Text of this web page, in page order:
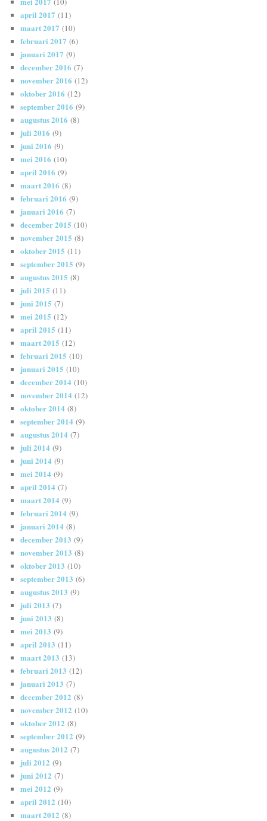
april 2017 (11)
maart 2017 (10)
februari 2017 (6)
januari 2017 (9)
december 2016 (7)
november 2016 (12)
oktober 2016 (12)
september 2016 (9)
augustus 2016 (8)
juli 2016 (9)
juni 2016 (9)
mei 2016 (10)
april 2016 (9)
maart 2016 (8)
februari 2016 (9)
januari 2016 (7)
december 2015 (10)
november 2015 (8)
oktober 2015 (11)
september 2015 (9)
augustus 2015 (8)
juli 2015 (11)
juni 2015 (7)
mei 2015 (12)
april 2015 (11)
maart 2015 (12)
februari 2015 (10)
januari 2015 (10)
december 2014 (10)
november 2014 (12)
oktober 2014 (8)
september 2014 (9)
augustus 2014 (7)
juli 2014 (9)
juni 2014 (9)
mei 2014 (9)
april 2014 (7)
maart 2014 (9)
februari 2014 (9)
januari 2014 (8)
december 2013 (9)
november 2013 (8)
oktober 2013 (10)
september 2013 (6)
augustus 2013 (9)
juli 2013 (7)
juni 2013 (8)
mei 2013 (9)
april 2013 (11)
maart 2013 (13)
februari 2013 (12)
januari 2013 (7)
december 2012 (8)
november 2012 (10)
oktober 2012 (8)
september 2012 (9)
augustus 2012 (7)
juli 2012 (9)
juni 2012 (7)
mei 2012 (9)
april 2012 (10)
maart 2012 (8)